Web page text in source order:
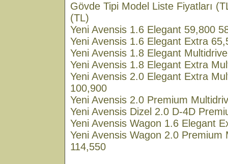
Gövde Tipi Model Liste Fiyatları
(TL)
Yeni Avensis 1.6 Elegant 59,800
Yeni Avensis 1.6 Elegant Extra
Yeni Avensis 1.8 Elegant
Yeni Avensis 1.8 Elegant Extra
Yeni Avensis 2.0 Elegant Extra
100,900
Yeni Avensis 2.0 Premium
Yeni Avensis Dizel 2.0 D-4D
Yeni Avensis Wagon 1.6 Elegant
Yeni Avensis Wagon 2.0 Premium
114,550